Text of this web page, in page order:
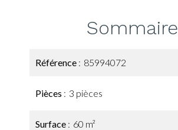
Sommaire
Référence 85994072
Pièces 3 pièces
Surface 60 m²